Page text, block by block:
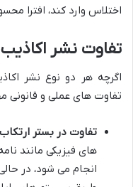
اختلاس وارد کند، افترا
تفاوت نشر
اگرچه هر دو نوع نشر
تفاوت های عملی و قانونی
تفاوت در بستر
های فیزیکی مانند
انجام می شود، در